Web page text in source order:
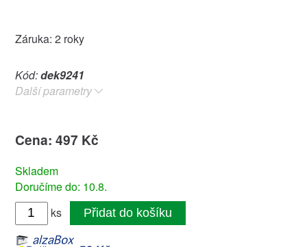
Záruka: 2 roky
Kód:dek9241
Další parametry
Cena: 497 Kč
Skladem
Doručíme do: 10.8.
ks
Přidat do košíku